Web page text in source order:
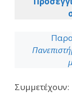
Συμμετέχουν: